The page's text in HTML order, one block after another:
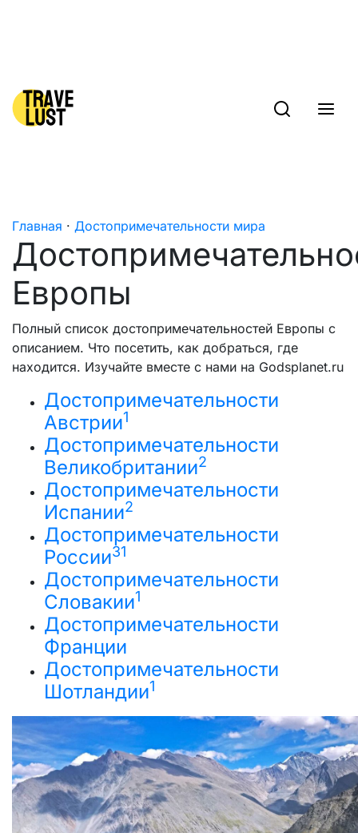
Главная · Достопримечательности мира
Европы
Полный список достопримечательностей Европы с
описанием. Что посетить, как добраться, где
находится. Изучайте вместе с нами на Godsplanet.ru
Достопримечательности
Австрии1
Достопримечательности
Великобритании2
Достопримечательности
Испании2
Достопримечательности
России31
Достопримечательности
Словакии1
Достопримечательности
Франции
Достопримечательности
Шотландии1